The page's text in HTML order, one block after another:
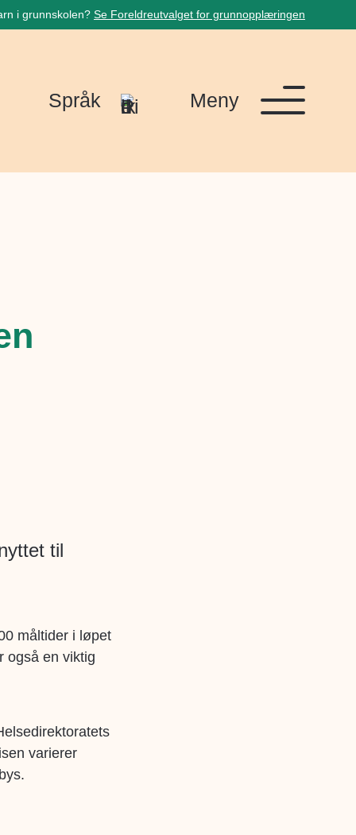
i grunnskolen? Se Foreldreutvalget for grunnopplæringen
Språk Meny
til
måltider i løpet
også en viktig
varierer